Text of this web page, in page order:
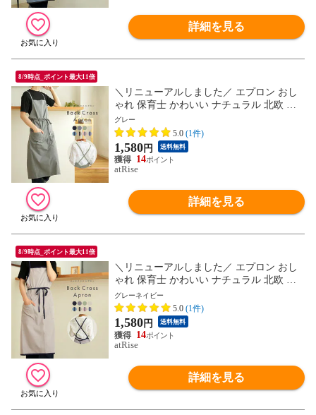
詳細を見る
8/9時点_ポイント最大11倍
＼リニューアルしました／ エプロン おし
ゃれ 保育士 かわいい ナチュラル 北欧 カ
フェ 韓国 無地 シンプル 保育士 レストラ
ン 美容師 エステ レディース バッククロス
ギフト プレゼント
グレー
5.0 (1件)
1,580円 送料無料
14
atRise
詳細を見る
8/9時点_ポイント最大11倍
＼リニューアルしました／ エプロン おし
ゃれ 保育士 かわいい ナチュラル 北欧 カ
フェ 韓国 無地 シンプル 保育士 レストラ
ン 美容師 エステ レディース バッククロス
ギフト プレゼント
グレーネイビー
5.0 (1件)
1,580円 送料無料
14
atRise
詳細を見る